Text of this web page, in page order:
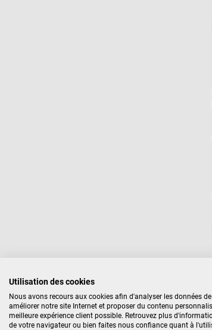
Utilisation des cookies
Nous avons recours aux cookies afin d'analyser les données
améliorer notre site Internet et proposer du contenu
meilleure expérience client possible. Retrouvez plus
de votre navigateur ou bien faites nous confiance quant à